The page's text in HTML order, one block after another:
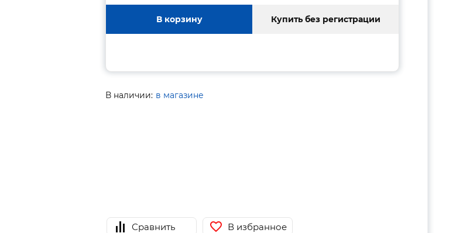
В корзину Купить без регистрации
В наличии: в магазине
Сравнить В избранное